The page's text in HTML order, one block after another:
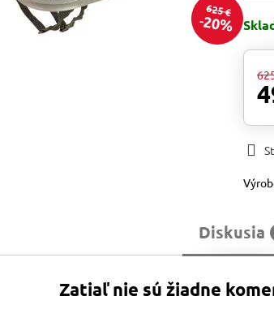
625 €
20%
Diskusia
Zatiaľ nie sú žiadne